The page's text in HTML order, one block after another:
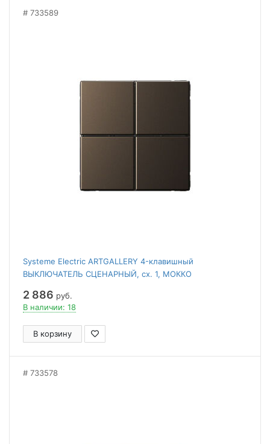
733589
Systeme Electric ARTGALLERY 4-клавишный
ВЫКЛЮЧАТЕЛЬ СЦЕНАРНЫЙ, сх. 1, МОККО
2 886 руб.
В наличии: 18
В корзину
733578